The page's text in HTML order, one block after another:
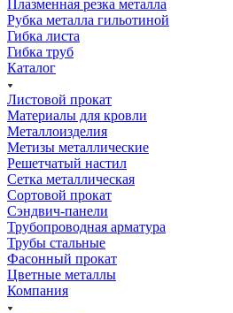
Плазменная резка металла
Рубка металла гильотиной
Гибка листа
Гибка труб
Каталог
Листовой прокат
Материалы для кровли
Металлоизделия
Метизы металлические
Решетчатый настил
Сетка металлическая
Сортовой прокат
Сэндвич-панели
Трубопроводная арматура
Трубы стальные
Фасонный прокат
Цветные металлы
Компания